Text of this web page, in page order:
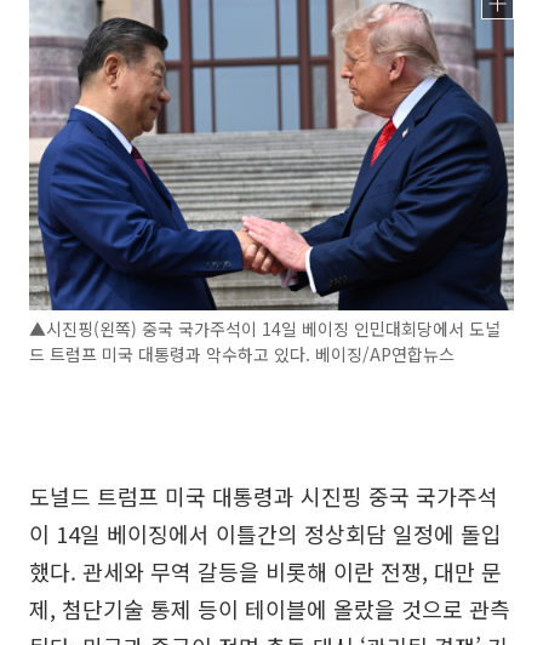
▲시진핑(왼쪽) 중국 국가주석이 14일 베이징 인민대회당에서 도널
드 트럼프 미국 대통령과 악수하고 있다. 베이징/AP연합뉴스
도널드 트럼프 미국 대통령과 시진핑 중국 국가주석
이 14일 베이징에서 이틀간의 정상회담 일정에 돌입
했다. 관세와 무역 갈등을 비롯해 이란 전쟁, 대만 문
제, 첨단기술 통제 등이 테이블에 올랐을 것으로 관측